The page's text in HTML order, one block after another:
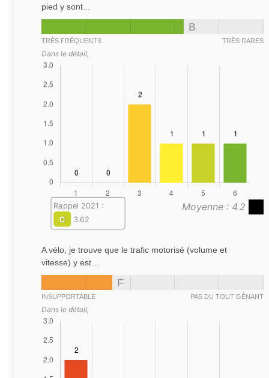
pied y sont...
B
TRÈS FRÉQUENTS TRÈS RARES
Dans le détail,
Moyenne : 4.2
Rappel 2021 :
C
3.62
A vélo, je trouve que le trafic motorisé (volume et
vitesse) y est…
F
INSUPPORTABLE PAS DU TOUT GÊNANT
Dans le détail,